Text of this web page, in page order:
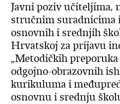
Javni poziv učiteljima,
stručnim suradnicima
osnovnih i srednjih
Hrvatskoj za prijavu
„Metodičkih
odgojno-obrazovnih
kurikuluma i
osnovnu i srednju